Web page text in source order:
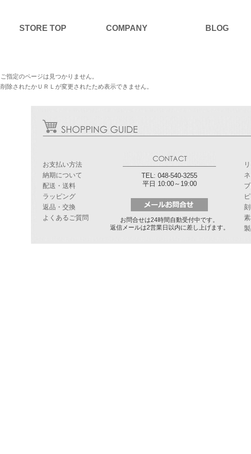
BLOG
COMPANY
STORE TOP
ご指定のページは見つかりません。
削除されたかＵＲＬが変更されたため表示できません。
お支払い方法
納期について
配送・送料
ラッピング
返品・交換
よくあるご質問
TEL: 048-540-3255
平日 10:00～19:00
お問合せは24時間自動受付中です。
返信メールは2営業日以内に差し上げます。